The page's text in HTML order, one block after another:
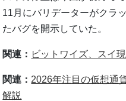
11月にバリデーターがクラ
たバグを開示していた。
関連： ビットワイズ、スイ
関連： 2026年注目の仮想通
解説